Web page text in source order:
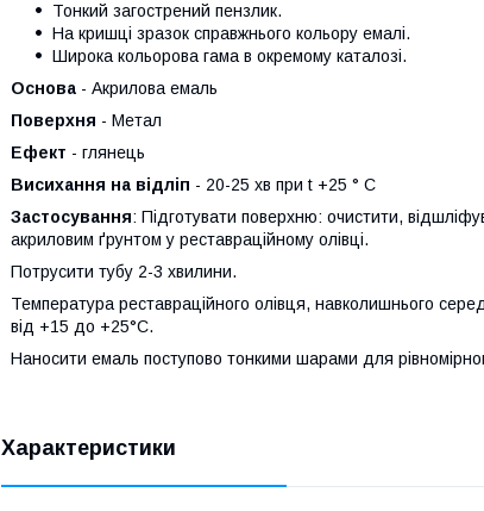
Тонкий загострений пензлик.
На кришці зразок справжнього кольору емалі.
Широка кольорова гама в окремому каталозі.
Основа - Акрилова емаль
Поверхня - Метал
Ефект - глянець
Висихання на відліп - 20-25 хв при t +25 ° С
Застосування: Підготувати поверхню: очистити,
акриловим ґрунтом у реставраційному олівці.
Потрусити тубу 2-3 хвилини.
Температура реставраційного олівця, навколишнього
від +15 до +25°С.
Наносити емаль поступово тонкими шарами для
Характеристики